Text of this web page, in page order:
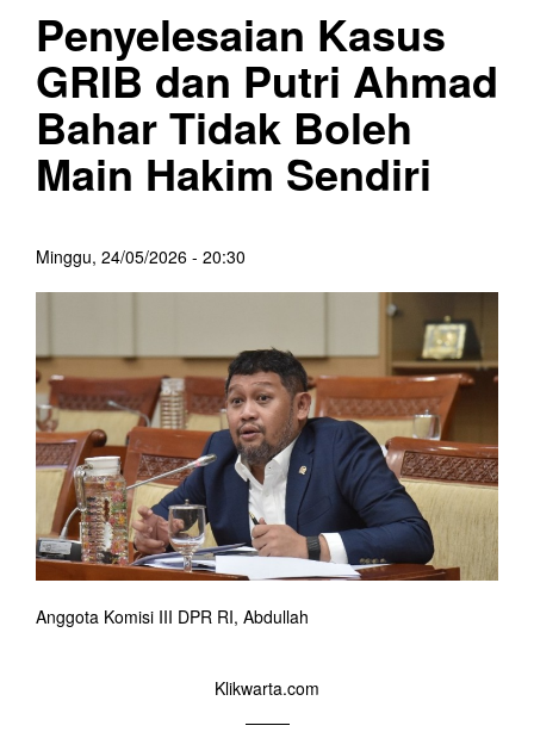
Penyelesaian Kasus
GRIB dan Putri Ahmad
Bahar Tidak Boleh
Main Hakim Sendiri
Minggu, 24/05/2026 - 20:30
Anggota Komisi III DPR RI, Abdullah
Klikwarta.com